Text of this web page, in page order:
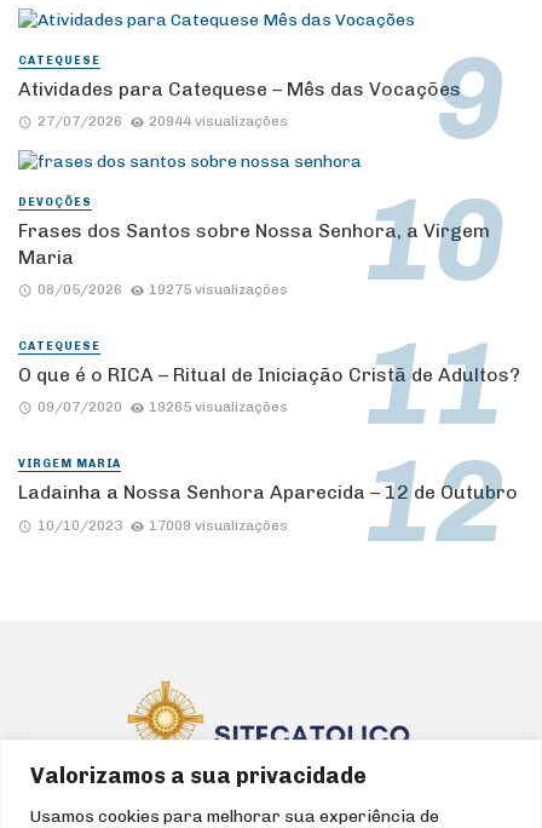
Valorizamos a sua privacidade
Usamos cookies para melhorar sua experiência de
CATEQUESE
Atividades para Catequese – Mês das Vocações
27/07/2026 20944 visualizações
DEVOÇÕES
Frases dos Santos sobre Nossa Senhora, a Virgem
Maria
08/05/2026 19275 visualizações
CATEQUESE
O que é o RICA – Ritual de Iniciação Cristã de Adultos?
09/07/2020 19265 visualizações
VIRGEM MARIA
Ladainha a Nossa Senhora Aparecida – 12 de Outubro
10/10/2023 17009 visualizações